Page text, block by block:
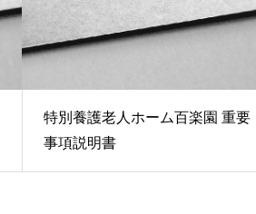
特別養護老人ホーム百楽園 重要
事項説明書